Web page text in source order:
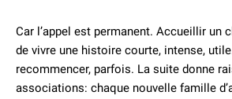
Car l’appel est permanent. Accueillir un
de vivre une histoire courte, intense,
recommencer, parfois. La suite donne
associations: chaque nouvelle famille